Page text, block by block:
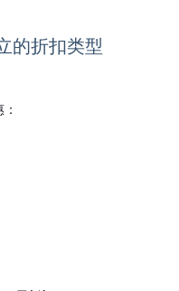
的折扣类型